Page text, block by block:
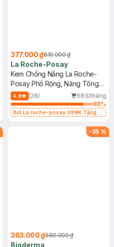
377.000 ₫610.000 ₫
La Roche-Posay
Kem Chống Nắng La Roche-
Posay Phổ Rộng, Nâng Tông
Kiềm Dầu 50ml
4.9 (28)
683/tháng
88%
Bill La roche-posay 399K Tặng
-35 %
363.000 ₫560.000 ₫
Bioderma